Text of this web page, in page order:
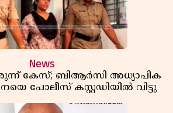
News
കേസ്; ബിആർസി അധ്യാപിക
പോലീസ് കസ്റ്റഡിയിൽ വിട്ടു